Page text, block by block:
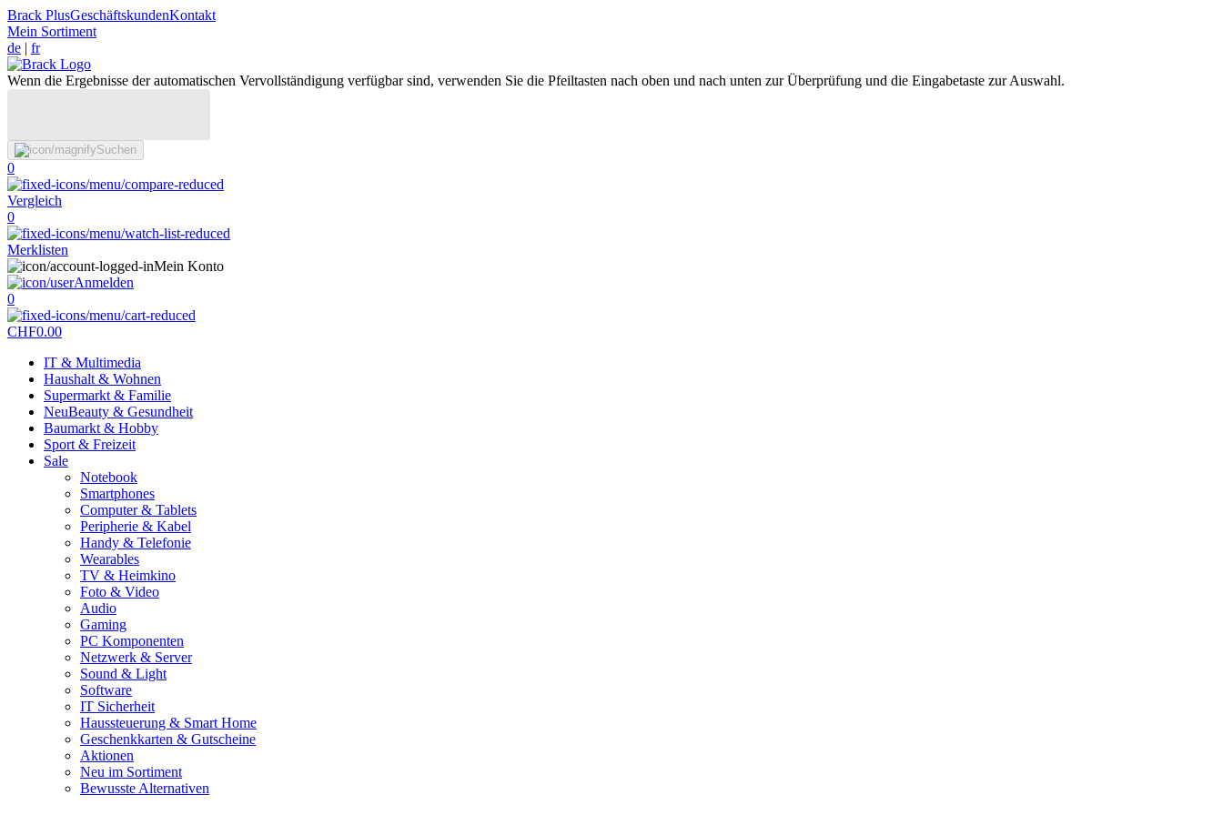
Brack PlusGeschäftskundenKontakt
Mein Sortiment
de | fr
Wenn die Ergebnisse der automatischen Vervollständigung verfügbar sind, verwenden Sie die Pfeiltasten nach oben und nach unten zur Überprüfung und die Eingabetaste zur Auswahl.
Suchen
0
Vergleich
0
Merklisten
Mein Konto
Anmelden
0
CHF0.00
IT & Multimedia
Haushalt & Wohnen
Supermarkt & Familie
NeuBeauty & Gesundheit
Baumarkt & Hobby
Sport & Freizeit
Sale
Notebook
Smartphones
Computer & Tablets
Peripherie & Kabel
Handy & Telefonie
Wearables
TV & Heimkino
Foto & Video
Audio
Gaming
PC Komponenten
Netzwerk & Server
Sound & Light
Software
IT Sicherheit
Haussteuerung & Smart Home
Geschenkkarten & Gutscheine
Aktionen
Neu im Sortiment
Bewusste Alternativen